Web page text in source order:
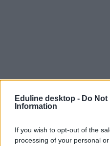
Eduline desktop - Do Not
Information
If you wish to opt-out of the
processing of your personal